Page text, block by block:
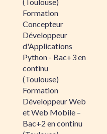
Formation
Concepteur
Développeur
d'Applications
Python - Bac+3 en
continu
(Toulouse)
Formation
Développeur Web
et Web Mobile –
Bac+2 en continu